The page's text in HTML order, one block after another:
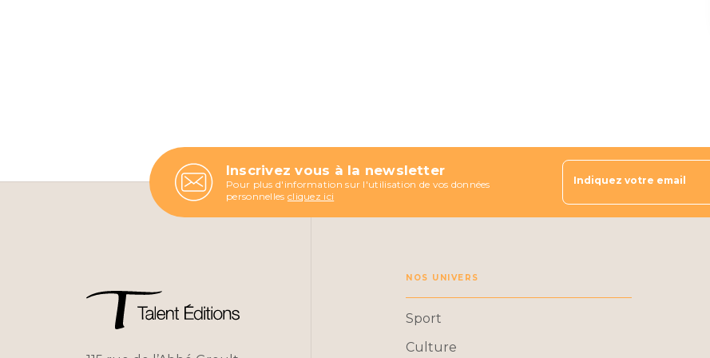
Inscrivez vous à la newsletter
Pour plus d'information sur l'utilisation de vos données
personnelles cliquez ici
Indiquez votre email
NOS UNIVERS
Sport
Culture